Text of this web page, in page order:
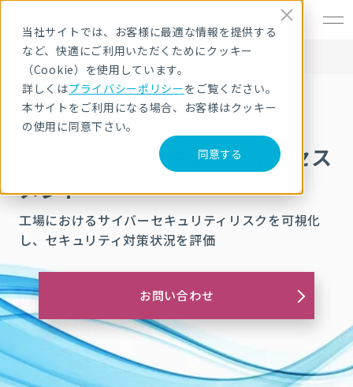
当社サイトでは、お客様に最適な情報を提供する
など、快適にご利用いただくためにクッキー
（Cookie）を使用しています。
詳しくはプライバシーポリシーをご覧ください。
本サイトをご利用になる場合、お客様はクッキー
の使用に同意下さい。
同意する
HOME サービス・製品
コンサルティング
工場ファストセキュリティアセスメント
工場ファストセキュリティアセス
メント
工場におけるサイバーセキュリティリスクを可視化
し、セキュリティ対策状況を評価
お問い合わせ